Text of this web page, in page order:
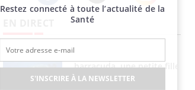
Facebook Twitter Instagram
barracuda, une petite fille
secourue grâce à un
réflexe essentiel
Restez connecté à toute l’actualité de la
Santé
S'INSCRIRE À LA NEWSLETTER